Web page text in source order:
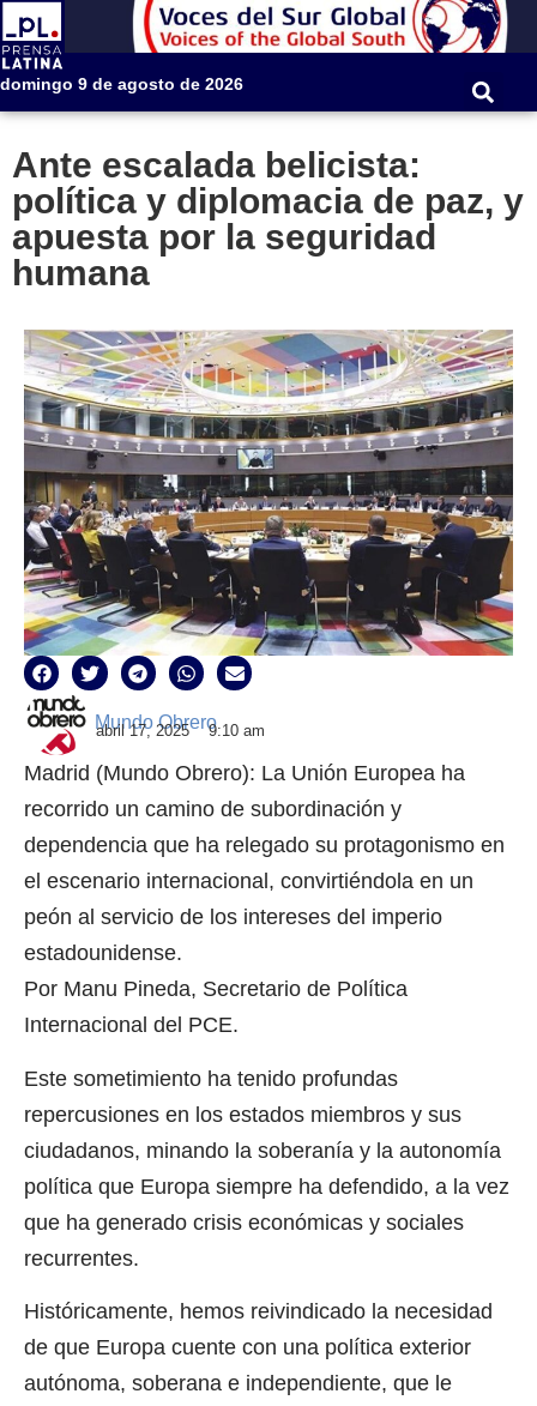
domingo 9 de agosto de 2026
Ante escalada belicista:
política y diplomacia de paz, y
apuesta por la seguridad
humana
Mundo Obrero
abril 17, 2025 9:10 am
Madrid (Mundo Obrero): La Unión Europea ha
recorrido un camino de subordinación y
dependencia que ha relegado su protagonismo en
el escenario internacional, convirtiéndola en un
peón al servicio de los intereses del imperio
estadounidense.
Por Manu Pineda, Secretario de Política
Internacional del PCE.
Este sometimiento ha tenido profundas
repercusiones en los estados miembros y sus
ciudadanos, minando la soberanía y la autonomía
política que Europa siempre ha defendido, a la vez
que ha generado crisis económicas y sociales
recurrentes.
Históricamente, hemos reivindicado la necesidad
de que Europa cuente con una política exterior
autónoma, soberana e independiente, que le